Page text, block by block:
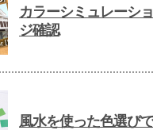
カラーシミュレーシ
ジ確認
風水を使った色選びで